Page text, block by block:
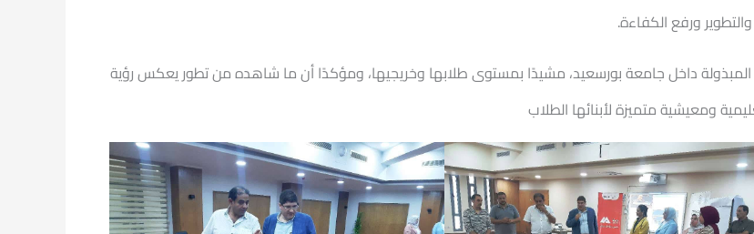
ورفع الكفاءة.
المبذولة داخل جامعة بورسعيد، مشيدًا بمستوى طلابها وخريجيها، ومؤكدًا أن ما شاهده من تطور يعكس رؤية
ومعيشية متميزة لأبنائها الطلاب